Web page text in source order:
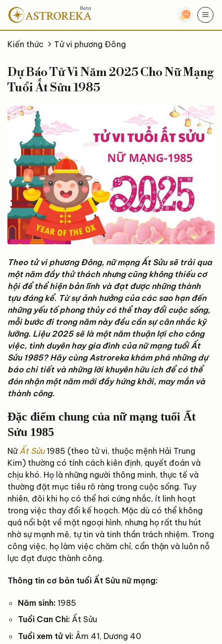
qua
nội
dungKiến thức Tử vi phương Đông
Dự Báo Tử Vi Năm 2025 Cho Nữ Mạng
Tuổi Ất Sửu 1985
Theo tử vi phương Đông, nữ mạng Ất Sửu sẽ trải qua
một năm đầy thử thách nhưng cũng không thiếu cơ
hội để thể hiện bản lĩnh và đạt được những thành
tựu đáng kể. Từ sự ảnh hưởng của các sao hạn đến
những yếu tố phong thủy có thể thay đổi cuộc sống,
mỗi bước đi trong năm này đều cần sự cân nhắc kỹ
lưỡng. Liệu 2025 sẽ là một năm thuận lợi cho công
việc, tình duyên hay gia đình của nữ mạng tuổi Ất
Sửu 1985? Hãy cùng Astroreka khám phá những dự
báo chi tiết và những lời khuyên hữu ích để có thể
đón nhận một năm mới đầy hứng khởi, may mắn và
thành công.
Đặc điểm chung của nữ mạng tuổi Ất
Sửu 1985
Nữ Ất Sửu1985 (theo tử vi, thuộc mệnh Hải Trung
Kim) thường có tính cách kiên định, quyết đoán và
chịu khó. Họ là những người thông minh, thực tế và
thường đặt mục tiêu rõ ràng trong cuộc sống. Tuy
nhiên, đôi khi họ có thể hơi cứng nhắc, ít linh hoạt
trong việc thay đổi kế hoạch. Mặc dù có thể không
quá nổi bật về mặt ngoại hình, nhưng họ rất thu hút
nhờ sự mạnh mẽ, tự tin và tinh thần trách nhiệm. Trong
công việc, họ làm việc chăm chỉ, cẩn thận và luôn nỗ
lực đạt được thành công.
Thông tin cơ bản tuổi Ất Sửu nữ mạng:
Năm sinh:1985
Tuổi Can Chi:Ất Sửu
Tuổi xem tử vi:Âm 41, Dương 40